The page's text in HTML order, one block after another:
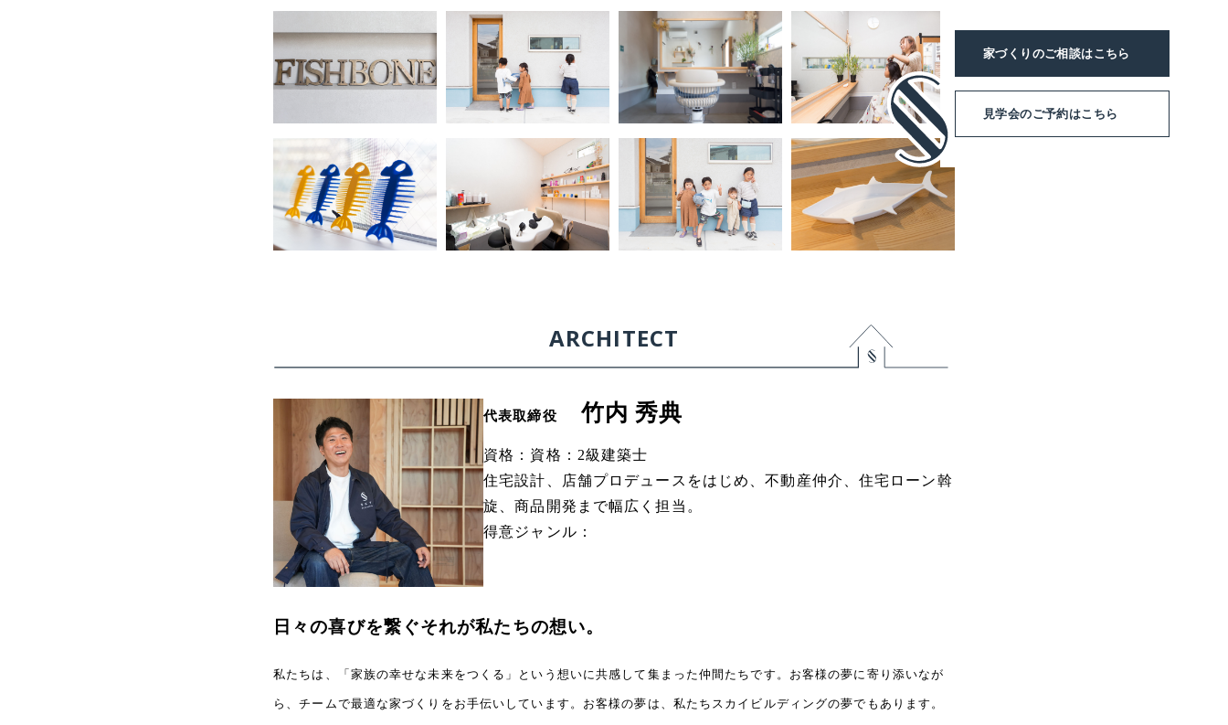
家づくりのご相談はこちら
見学会のご予約はこちら
ARCHITECT
代表取締役 竹内 秀典
資格：資格：2級建築士
住宅設計、店舗プロデュースをはじめ、不動産仲介、住宅ローン斡
旋、商品開発まで幅広く担当。
得意ジャンル：
日々の喜びを繋ぐそれが私たちの想い。
私たちは、「家族の幸せな未来をつくる」という想いに共感して集まった仲間たちです。お客様の夢に寄り添いなが
ら、チームで最適な家づくりをお手伝いしています。お客様の夢は、私たちスカイビルディングの夢でもあります。